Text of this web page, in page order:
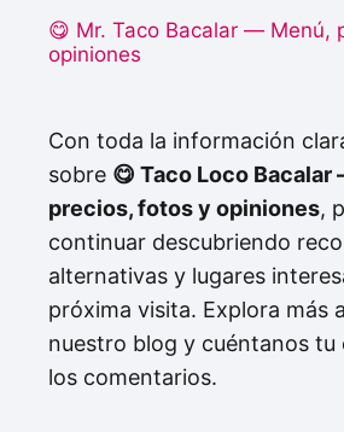
😋 Mr. Taco Bacalar — Menú,
opiniones
Con toda la información
sobre 😋 Taco Loco Bacalar
precios, fotos y opiniones,
continuar descubriendo
alternativas y lugares
próxima visita. Explora más
nuestro blog y cuéntanos tu
los comentarios.